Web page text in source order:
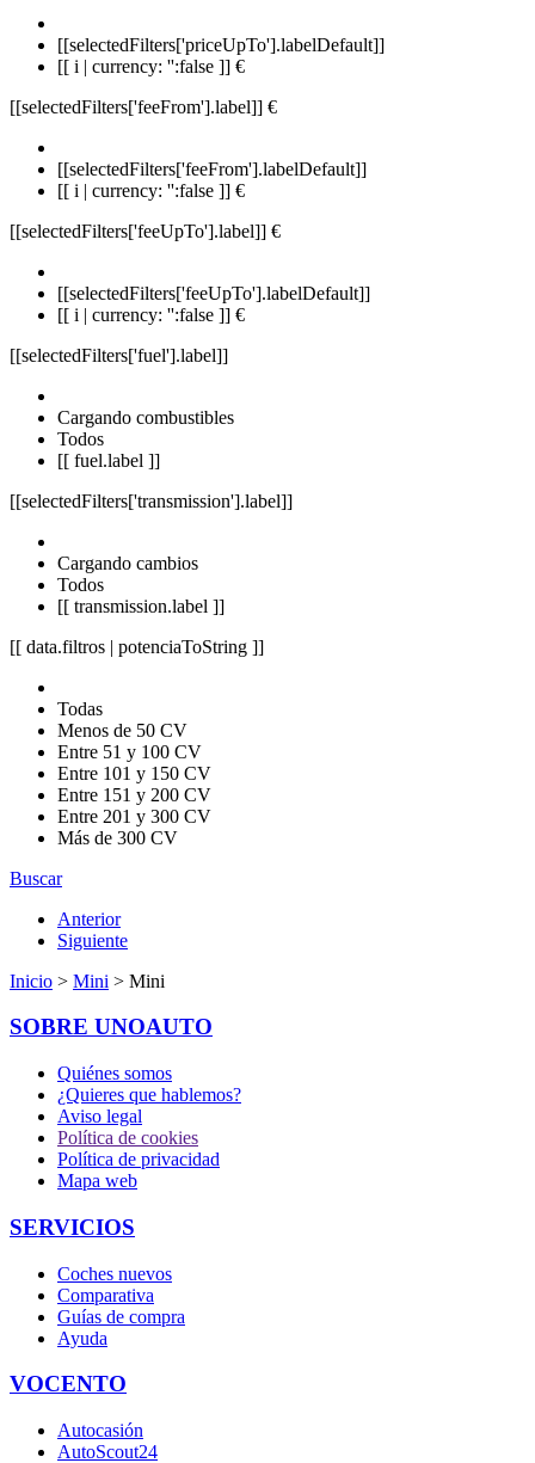
[[selectedFilters['priceUpTo'].labelDefault]]
[[ i | currency: '':false ]] €
[[selectedFilters['feeFrom'].label]] €
[[selectedFilters['feeFrom'].labelDefault]]
[[ i | currency: '':false ]] €
[[selectedFilters['feeUpTo'].label]] €
[[selectedFilters['feeUpTo'].labelDefault]]
[[ i | currency: '':false ]] €
[[selectedFilters['fuel'].label]]
Cargando combustibles
Todos
[[ fuel.label ]]
[[selectedFilters['transmission'].label]]
Cargando cambios
Todos
[[ transmission.label ]]
[[ data.filtros | potenciaToString ]]
Todas
Menos de 50 CV
Entre 51 y 100 CV
Entre 101 y 150 CV
Entre 151 y 200 CV
Entre 201 y 300 CV
Más de 300 CV
Buscar
Anterior
Siguiente
Inicio > Mini > Mini
SOBRE UNOAUTO
Quiénes somos
¿Quieres que hablemos?
Aviso legal
Política de cookies
Política de privacidad
Mapa web
SERVICIOS
Coches nuevos
Comparativa
Guías de compra
Ayuda
VOCENTO
Autocasión
AutoScout24